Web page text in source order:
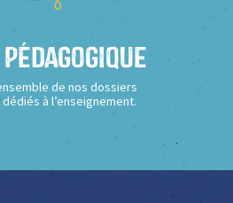
de nos dossiers
à l’enseignement.